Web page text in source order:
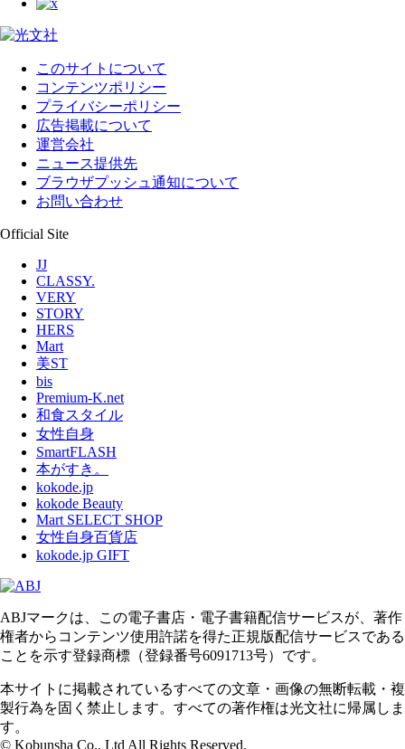
このサイトについて
コンテンツポリシー
プライバシーポリシー
広告掲載について
運営会社
ニュース提供先
ブラウザプッシュ通知について
お問い合わせ
Official Site
JJ
CLASSY.
VERY
STORY
HERS
Mart
美ST
bis
Premium-K.net
和食スタイル
女性自身
SmartFLASH
本がすき。
kokode.jp
kokode Beauty
Mart SELECT SHOP
女性自身百貨店
kokode.jp GIFT
ABJマークは、この電子書店・電子書籍配信サービスが、著作
権者からコンテンツ使用許諾を得た正規版配信サービスである
ことを示す登録商標（登録番号6091713号）です。
本サイトに掲載されているすべての文章・画像の無断転載・複
製行為を固く禁止します。すべての著作権は光文社に帰属しま
す。
© Kobunsha Co., Ltd All Rights Reserved.